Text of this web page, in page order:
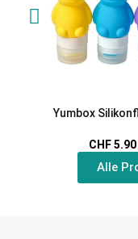
Yumbox
CHF 5.90
Alle